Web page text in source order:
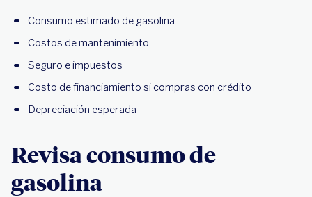
Consumo estimado de gasolina
Costos de mantenimiento
Seguro e impuestos
Costo de financiamiento si compras con crédito
Depreciación esperada
Revisa consumo de
gasolina